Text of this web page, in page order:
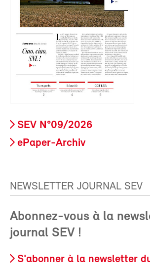
SEV N°09/2026
ePaper-Archiv
NEWSLETTER JOURNAL SEV
Abonnez-vous à la
journal SEV !
S'abonner à la newsletter